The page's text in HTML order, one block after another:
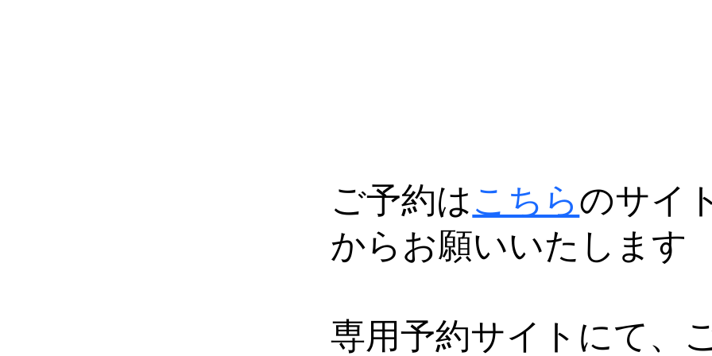
ご予約はこちらのサイ
からお願いいたします
専用予約サイトにて、